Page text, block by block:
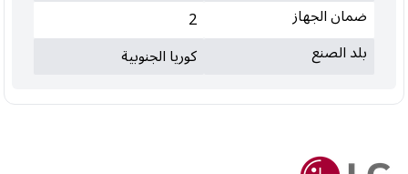
ضمان الجهاز
2
بلد الصنع
كوريا الجنوبية